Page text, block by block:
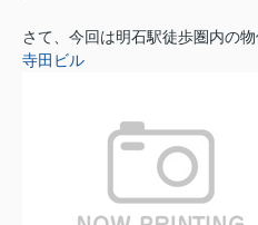
さて、今回は明石駅徒歩圏内の物
寺田ビル